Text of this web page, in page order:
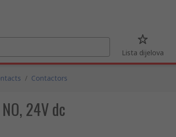
Lista dijelova
/ Contactors
24V dc